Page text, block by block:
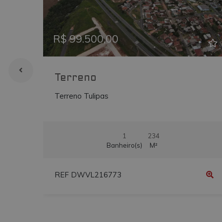
R$ 99.500,00
Terreno
Terreno Tulipas
1
Banheiro(s)
234
M²
REF DWVL216773
IDE .doubleclick.net
uvc
.addthis.com
__atuvs